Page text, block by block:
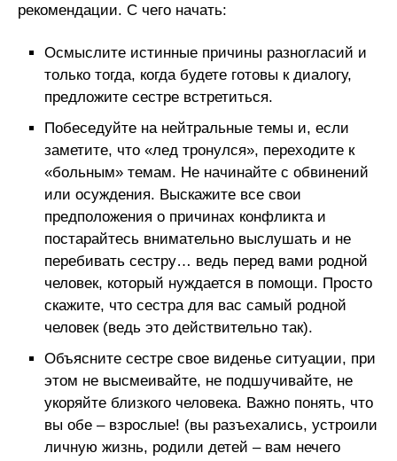
рекомендации. С чего начать:
Осмыслите истинные причины разногласий и
только тогда, когда будете готовы к диалогу,
предложите сестре встретиться.
Побеседуйте на нейтральные темы и, если
заметите, что «лед тронулся», переходите к
«больным» темам. Не начинайте с обвинений
или осуждения. Выскажите все свои
предположения о причинах конфликта и
постарайтесь внимательно выслушать и не
перебивать сестру… ведь перед вами родной
человек, который нуждается в помощи. Просто
скажите, что сестра для вас самый родной
человек (ведь это действительно так).
Объясните сестре свое виденье ситуации, при
этом не высмеивайте, не подшучивайте, не
укоряйте близкого человека. Важно понять, что
вы обе – взрослые! (вы разъехались, устроили
личную жизнь, родили детей – вам нечего